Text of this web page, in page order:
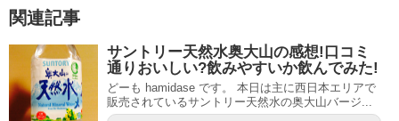
関連記事
サントリー天然水奥大山の感想!口コミ
通りおいしい?飲みやすいか飲んでみた!
どーも hamidase です。 本日は主に西日本エリアで
販売されているサントリー天然水の奥大山バージ...